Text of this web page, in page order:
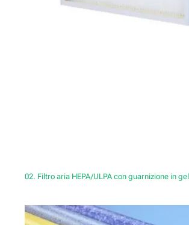
02. Filtro aria HEPA/ULPA con guarnizione in gel